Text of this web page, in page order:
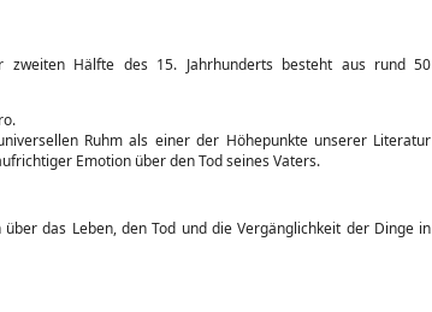
Hälfte des 15. Jahrhunderts besteht aus rund 50
Ruhm als einer der Höhepunkte unserer Literatur
Emotion über den Tod seines Vaters.
das Leben, den Tod und die Vergänglichkeit der Dinge in